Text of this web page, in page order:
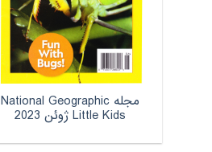
مجله National Geographic
Little Kids ژوئن 2023